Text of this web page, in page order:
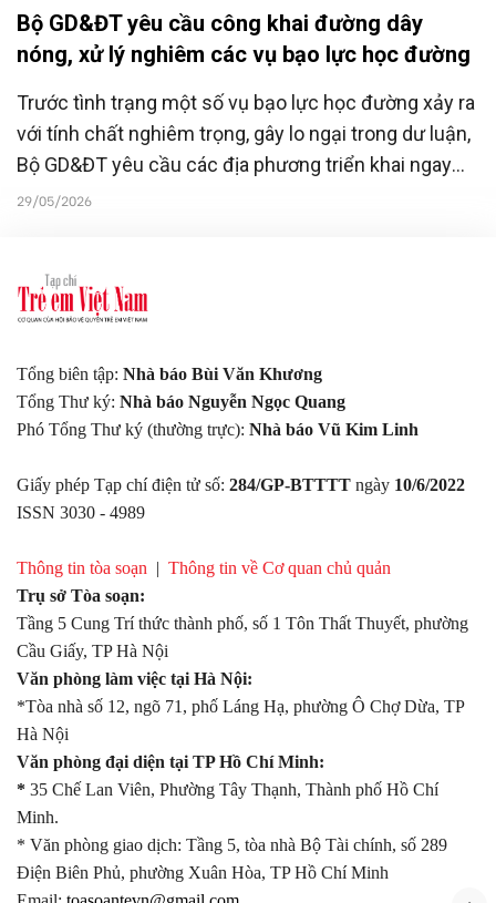
Bộ GD&ĐT yêu cầu công khai đường dây
nóng, xử lý nghiêm các vụ bạo lực học đường
Trước tình trạng một số vụ bạo lực học đường xảy ra
với tính chất nghiêm trọng, gây lo ngại trong dư luận,
Bộ GD&ĐT yêu cầu các địa phương triển khai ngay
nhiều giải pháp cấp bách như công khai đường dây
nhằm ngăn chặn, đẩy lùi bạo lực học đường trước
năm học mới.
29/05/2026
Tổng biên tập: Nhà báo Bùi Văn Khương
Tổng Thư ký: Nhà báo Nguyễn Ngọc Quang
Phó Tổng Thư ký (thường trực): Nhà báo Vũ Kim Linh
Giấy phép Tạp chí điện tử số: 284/GP-BTTTT ngày 10/6/2022
ISSN 3030 - 4989
Thông tin tòa soạn | Thông tin về Cơ quan chủ quản
Trụ sở Tòa soạn:
Tầng 5 Cung Trí thức thành phố, số 1 Tôn Thất Thuyết, phường
Cầu Giấy, TP Hà Nội
Văn phòng làm việc tại Hà Nội:
*Tòa nhà số 12, ngõ 71, phố Láng Hạ, phường Ô Chợ Dừa, TP
Hà Nội
Văn phòng đại diện tại TP Hồ Chí Minh:
* 35 Chế Lan Viên, Phường Tây Thạnh, Thành phố Hồ Chí
Minh.
* Văn phòng giao dịch: Tầng 5, tòa nhà Bộ Tài chính, số 289
Điện Biên Phủ, phường Xuân Hòa, TP Hồ Chí Minh